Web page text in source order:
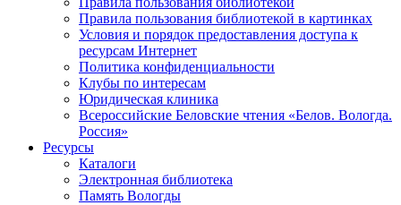
Правила пользования библиотекой в картинках
Условия и порядок предоставления доступа к
ресурсам Интернет
Политика конфиденциальности
Клубы по интересам
Юридическая клиника
Всероссийские Беловские чтения «Белов. Вологда.
Россия»
Ресурсы
Каталоги
Электронная библиотека
Память Вологды